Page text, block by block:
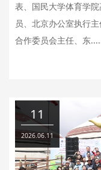
表、国民大学体育学
员、北京办公室执行
合作委员会主任、东
11
2026.06.11